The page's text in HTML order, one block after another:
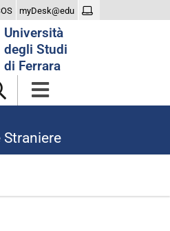
myDesk@edu
Università
degli Studi
di Ferrara